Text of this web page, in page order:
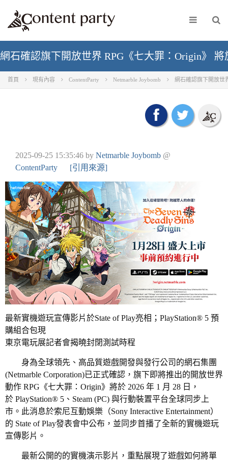
網石確認旗下開放世界 RPG《七大罪：Origin》 將
首頁 現有內容 ContentParty Netmarble Joybomb 網石確認旗下開放世
2025-09-25 15:35:46 by Netmarble Joybomb @
ContentParty
[引用來源]
最新實機遊玩宣傳影片於State of Play亮相；PlayStation® 5 預
購組合包現
東京電玩展記者會揭曉封閉測試時程
身為全球領先、高品質遊戲開發與發行公司的網石集團
(Netmarble Corporation)已正式確認，旗下即將推出的開放世界
動作 RPG《七大罪：Origin》將於 2026 年 1 月 28 日，
於 PlayStation® 5、Steam (PC) 與行動裝置平台全球同步上
市。此消息於索尼互動娛樂（Sony Interactive Entertainment）
的 State of Play發表會中公布，並同步首播了全新的實機遊玩
宣傳影片。
最新公開的的實機演示影片，重點展現了遊戲如何將單